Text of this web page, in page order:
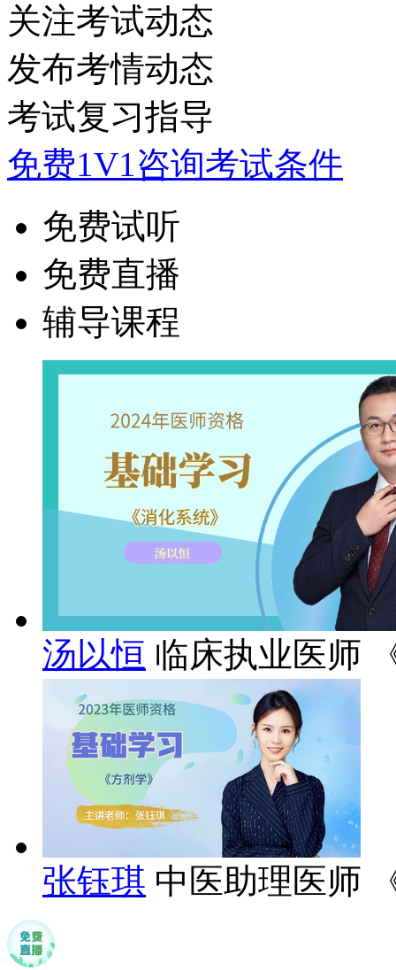
关注考试动态
发布考情动态
考试复习指导
免费1V1咨询考试条件
免费试听
免费直播
辅导课程
汤以恒 临床执业医师
张钰琪 中医助理医师